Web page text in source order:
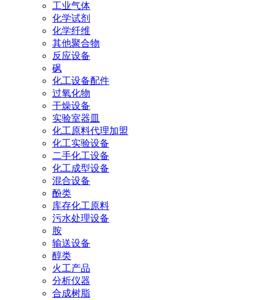
工业气体
化学试剂
化学纤维
其他聚合物
反应设备
砜
化工设备配件
过氧化物
干燥设备
实验室器皿
化工原料代理加盟
化工实验设备
二手化工设备
化工成型设备
混合设备
酚类
库存化工原料
污水处理设备
胺
输送设备
醇类
火工产品
分析仪器
合成树脂